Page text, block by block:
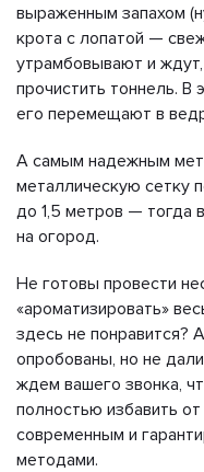
выраженным запахом
крота с лопатой —
утрамбовывают и
прочистить тоннель.
его перемещают в
А самым надежным
металлическую сетку
до 1,5 метров — тогда
на огород.
Не готовы провести
«ароматизировать»
здесь не понравится?
опробованы, но не
ждем вашего звонка,
полностью избавить
современным и
методами.